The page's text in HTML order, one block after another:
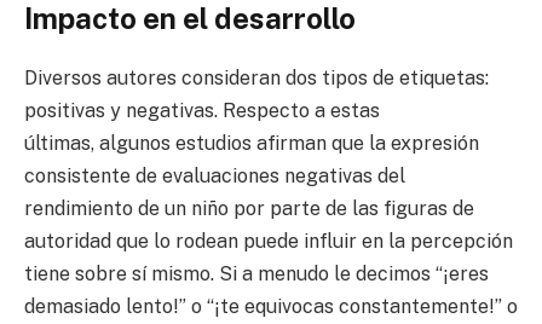
Impacto en el desarrollo
Diversos autores consideran dos tipos de etiquetas:
positivas y negativas. Respecto a estas
últimas, algunos estudios afirman que la expresión
consistente de evaluaciones negativas del
rendimiento de un niño por parte de las figuras de
autoridad que lo rodean puede influir en la percepción
tiene sobre sí mismo. Si a menudo le decimos “¡eres
demasiado lento!” o “¡te equivocas constantemente!” o